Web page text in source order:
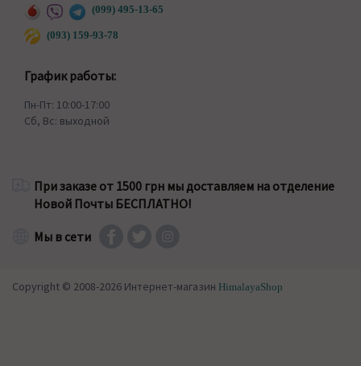
(099) 495-13-65
(093) 159-93-78
График работы:
Пн-Пт: 10:00-17:00
Сб, Вс: выходной
При заказе от 1500 грн мы доставляем на отделение
Новой Почты БЕСПЛАТНО!
Мы в сети
Copyright © 2008-2026 Интернет-магазин HimalayaShop